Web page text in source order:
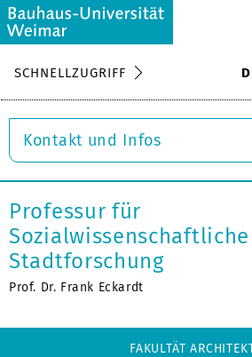
SCHNELLZUGRIFF
Kontakt und Infos
Professur für
Sozialwissenschaftliche
Stadtforschung
Prof. Dr. Frank Eckardt
FAKULTÄT